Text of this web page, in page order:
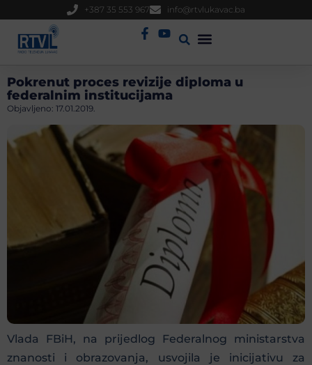
+387 35 553 967 info@rtvlukavac.ba
Pokrenut proces revizije diploma u
federalnim institucijama
Objavljeno: 17.01.2019.
Vlada FBiH, na prijedlog Federalnog ministarstva
znanosti i obrazovanja, usvojila je inicijativu za